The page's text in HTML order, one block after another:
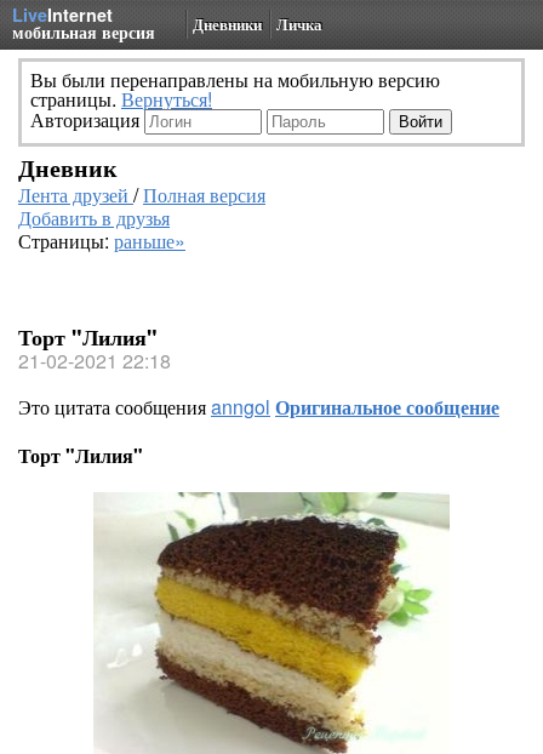
LiveInternet
мобильная версия Дневники Личка
Вы были перенаправлены на мобильную версию
страницы. Вернуться!
Авторизация
Дневник
Лента друзей /Полная версия
Добавить в друзья
Страницы: раньше»
Торт "Лилия"
21-02-2021 22:18
Это цитата сообщенияanngol Оригинальное сообщение
Торт "Лилия"